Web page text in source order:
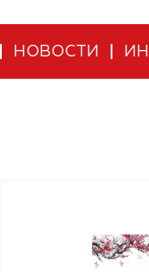
НОВОСТИ